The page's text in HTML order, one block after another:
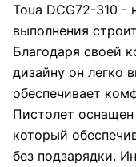
Toua DCG72-310 -
выполнения
Благодаря своей
дизайну он легко
обеспечивает
Пистолет
который
без подзарядки.